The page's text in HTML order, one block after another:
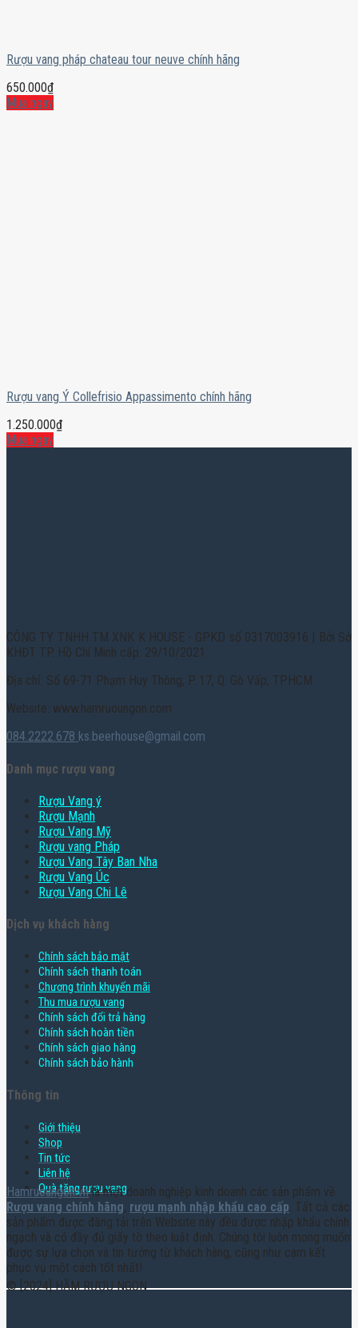
Rượu vang pháp chateau tour neuve chính hãng
650.000₫
Mua ngay
Rượu vang Ý Collefrisio Appassimento chính hãng
1.250.000₫
Mua ngay
CÔNG TY TNHH TM XNK K HOUSE - GPKD số 0317003916 | Bởi Sở
KHĐT TP. Hồ Chí Minh cấp: 29/10/2021
Địa chỉ: Số 69-71 Phạm Huy Thông, P. 17, Q. Gò Vấp, TPHCM
Website: www.hamruoungon.com
084.2222.678 ks.beerhouse@gmail.com
Danh mục rượu vang
Rượu Vang ý
Rượu Mạnh
Rượu Vang Mỹ
Rượu vang Pháp
Rượu Vang Tây Ban Nha
Rượu Vang Úc
Rượu Vang Chi Lê
Dịch vụ khách hàng
Chính sách bảo mật
Chính sách thanh toán
Chương trình khuyến mãi
Thu mua rượu vang
Chính sách đổi trả hàng
Chính sách hoàn tiền
Chính sách giao hàng
Chính sách bảo hành
Thông tin
Giới thiệu
Shop
Tin tức
Liên hệ
Quà tặng rượu vang
Hamruoungon.vnlà một doanh nghiệp kinh doanh các sản phẩm về
Rượu vang chính hãng, rượu mạnh nhập khẩu cao cấp. Tất cả các
sản phẩm được đăng tải trên Website này đều được nhập khẩu chính
ngạch và có đầy đủ giấy tờ theo luật định. Chúng tôi luôn mong muốn
được sự lựa chọn và tin tưởng từ khách hàng, cũng như cam kết
phục vụ một cách tốt nhất!
© [2024] HẦM RƯỢU NGON